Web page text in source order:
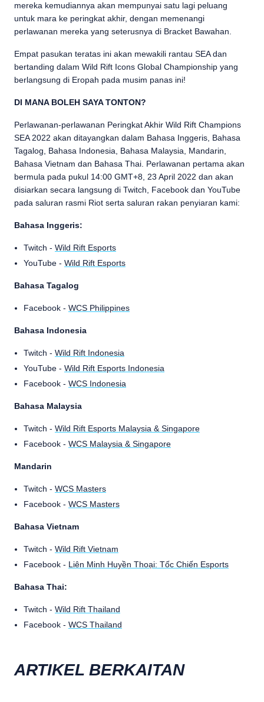
mereka kemudiannya akan mempunyai satu lagi peluang
untuk mara ke peringkat akhir, dengan memenangi
perlawanan mereka yang seterusnya di Bracket Bawahan.
Empat pasukan teratas ini akan mewakili rantau SEA dan
bertanding dalam Wild Rift Icons Global Championship yang
berlangsung di Eropah pada musim panas ini!
DI MANA BOLEH SAYA TONTON?
Perlawanan-perlawanan Peringkat Akhir Wild Rift Champions
SEA 2022 akan ditayangkan dalam Bahasa Inggeris, Bahasa
Tagalog, Bahasa Indonesia, Bahasa Malaysia, Mandarin,
Bahasa Vietnam dan Bahasa Thai. Perlawanan pertama akan
bermula pada pukul 14:00 GMT+8, 23 April 2022 dan akan
disiarkan secara langsung di Twitch, Facebook dan YouTube
pada saluran rasmi Riot serta saluran rakan penyiaran kami:
Bahasa Inggeris:
Twitch - Wild Rift Esports
YouTube - Wild Rift Esports
Bahasa Tagalog
Facebook - WCS Philippines
Bahasa Indonesia
Twitch - Wild Rift Indonesia
YouTube - Wild Rift Esports Indonesia
Facebook - WCS Indonesia
Bahasa Malaysia
Twitch - Wild Rift Esports Malaysia & Singapore
Facebook - WCS Malaysia & Singapore
Mandarin
Twitch - WCS Masters
Facebook - WCS Masters
Bahasa Vietnam
Twitch - Wild Rift Vietnam
Facebook - Liên Minh Huyền Thoại: Tốc Chiến Esports
Bahasa Thai:
Twitch - Wild Rift Thailand
Facebook - WCS Thailand
ARTIKEL BERKAITAN